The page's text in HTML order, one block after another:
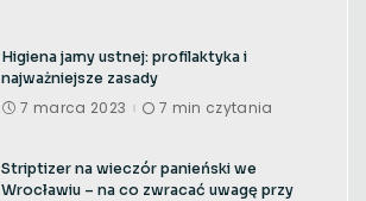
Higiena jamy ustnej: profilaktyka i
najważniejsze zasady
7 marca 2023 7 min czytania
Striptizer na wieczór panieński we
Wrocławiu – na co zwracać uwagę przy